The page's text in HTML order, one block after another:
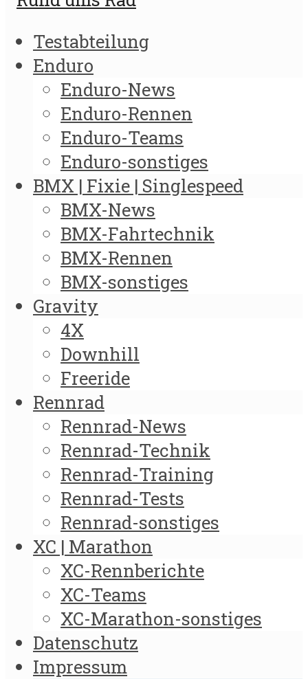
Testabteilung
Enduro
Enduro-News
Enduro-Rennen
Enduro-Teams
Enduro-sonstiges
BMX | Fixie | Singlespeed
BMX-News
BMX-Fahrtechnik
BMX-Rennen
BMX-sonstiges
Gravity
4X
Downhill
Freeride
Rennrad
Rennrad-News
Rennrad-Technik
Rennrad-Training
Rennrad-Tests
Rennrad-sonstiges
XC | Marathon
XC-Rennberichte
XC-Teams
XC-Marathon-sonstiges
Datenschutz
Impressum